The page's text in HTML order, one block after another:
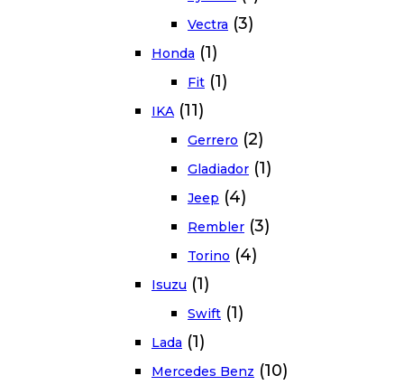
Vectra (3)
Honda (1)
Fit (1)
IKA (11)
Gerrero (2)
Gladiador (1)
Jeep (4)
Rembler (3)
Torino (4)
Isuzu (1)
Swift (1)
Lada (1)
Mercedes Benz (10)